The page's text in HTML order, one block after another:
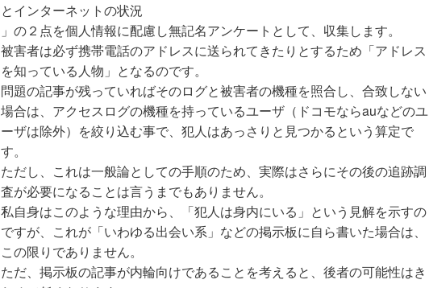
とインターネットの状況
」の２点を個人情報に配慮し無記名アンケートとして、収集します。
被害者は必ず携帯電話のアドレスに送られてきたりとするため「アドレス
を知っている人物」となるのです。
問題の記事が残っていればそのログと被害者の機種を照合し、合致しない
場合は、アクセスログの機種を持っているユーザ（ドコモならauなどのユ
ーザは除外）を絞り込む事で、犯人はあっさりと見つかるという算定で
す。
ただし、これは一般論としての手順のため、実際はさらにその後の追跡調
査が必要になることは言うまでもありません。
私自身はこのような理由から、「犯人は身内にいる」という見解を示すの
ですが、これが「いわゆる出会い系」などの掲示板に自ら書いた場合は、
この限りでありません。
ただ、掲示板の記事が内輪向けであることを考えると、後者の可能性はき